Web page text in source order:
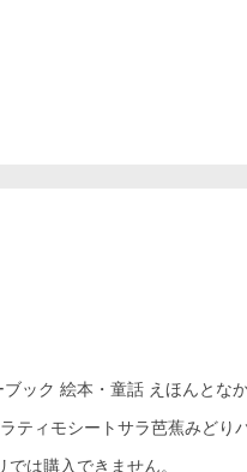
ック 絵本・童話 えほんとな
ティモシートサラ芭蕉みどり
は購入できません。